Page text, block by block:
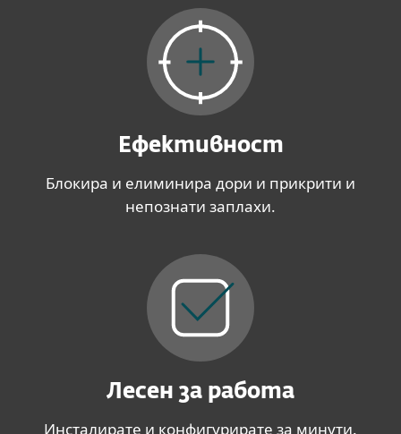
Ефективност
Блокира и елиминира дори и прикрити и
непознати заплахи.
Лесен за работа
Инсталирате и конфигурирате за минути.